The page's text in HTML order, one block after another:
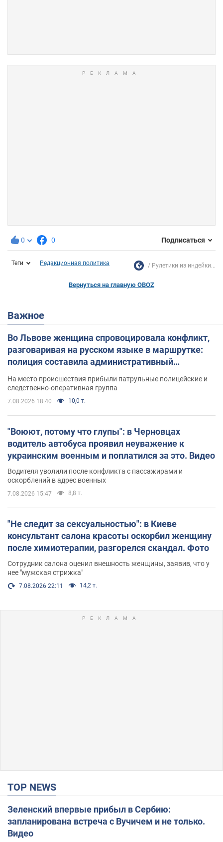
0 0 Подписаться
Теги Редакционная политика Рулетики из индейки...
Вернуться на главную OBOZ
Важное
Во Львове женщина спровоцировала конфликт,
разговаривая на русском языке в маршрутке:
полиция составила административный
На место происшествия прибыли патрульные полицейские и
следственно-оперативная группа
7.08.2026 18:40 10,0 т.
"Воюют, потому что глупы": в Черновцах
водитель автобуса проявил неуважение к
украинским военным и поплатился за это. Видео
Водителя уволили после конфликта с пассажирами и
оскорблений в адрес военных
7.08.2026 15:47 8,8 т.
"Не следит за сексуальностью": в Киеве
консультант салона красоты оскорбил женщину
после химиотерапии, разгорелся скандал. Фото
Сотрудник салона оценил внешность женщины, заявив, что у
нее "мужская стрижка"
7.08.2026 22:11 14,2 т.
TOP NEWS
Зеленский впервые прибыл в Сербию:
запланирована встреча с Вучичем и не только.
Видео